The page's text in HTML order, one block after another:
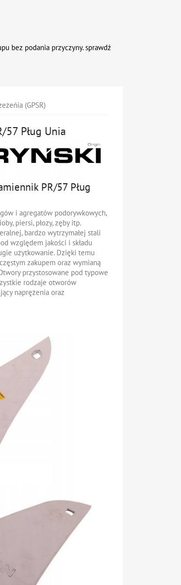
bez podania przyczyny. sprawdź
(GPSR)
57 Pług Unia
PR/57 Pług
i agregatów podorywkowych,
piersi, płozy, zęby itp.
bardzo wytrzymałej stali
względem jakości i składu
użytkowanie. Dzięki temu
zakupem oraz wymianą
przystosowane pod typowe
rodzaje otworów
naprężenia oraz